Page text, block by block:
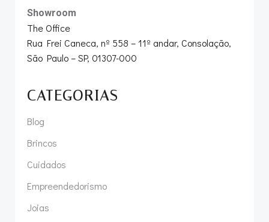
Showroom
The Office
Rua Frei Caneca, nº 558 – 11º andar, Consolação,
São Paulo – SP, 01307-000
CATEGORIAS
Blog
Brincos
Cuidados
Empreendedorismo
Joias